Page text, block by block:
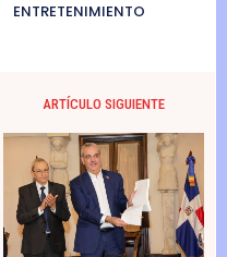
ENTRETENIMIENTO
ARTÍCULO SIGUIENTE